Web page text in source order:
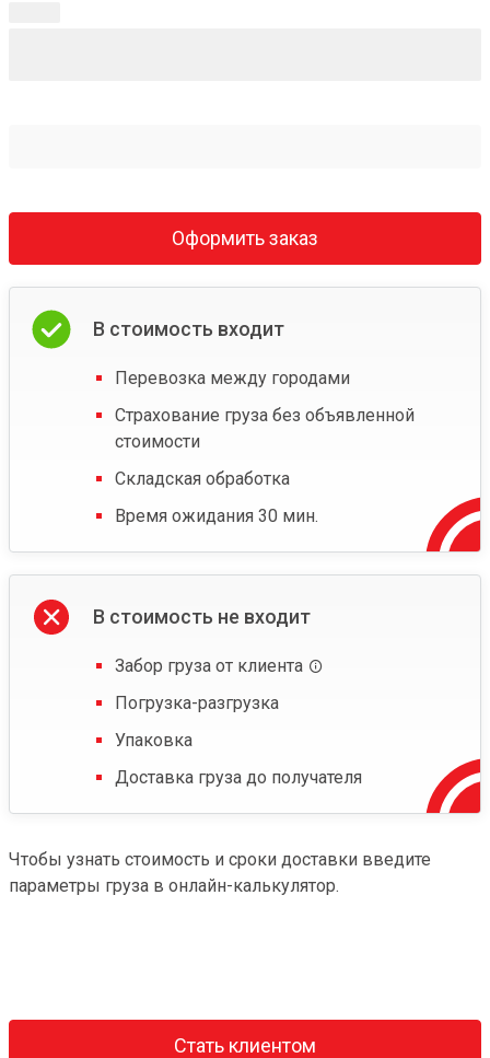
Оформить заказ
В стоимость входит
Перевозка между городами
Страхование груза без объявленной
стоимости
Складская обработка
Время ожидания 30 мин.
В стоимость не входит
Забор груза от клиента
Погрузка-разгрузка
Упаковка
Доставка груза до получателя
Чтобы узнать стоимость и сроки доставки введите
параметры груза в онлайн-калькулятор.
Стать клиентом